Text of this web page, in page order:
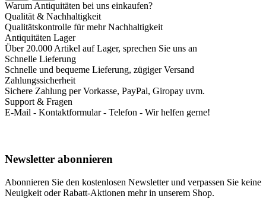
Warum Antiquitäten bei uns einkaufen?
Qualität & Nachhaltigkeit
Qualitätskontrolle für mehr Nachhaltigkeit
Antiquitäten Lager
Über 20.000 Artikel auf Lager, sprechen Sie uns an
Schnelle Lieferung
Schnelle und bequeme Lieferung, zügiger Versand
Zahlungssicherheit
Sichere Zahlung per Vorkasse, PayPal, Giropay uvm.
Support & Fragen
E-Mail - Kontaktformular - Telefon - Wir helfen gerne!
Newsletter abonnieren
Abonnieren Sie den kostenlosen Newsletter und verpassen Sie keine
Neuigkeit oder Rabatt-Aktionen mehr in unserem Shop.